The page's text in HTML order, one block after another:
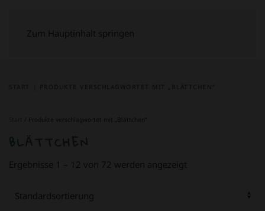
Zum Hauptinhalt springen
/ Produkte verschlagwortet mit „Blättchen“
Ergebnisse 1 – 12 von 72 werden angezeigt